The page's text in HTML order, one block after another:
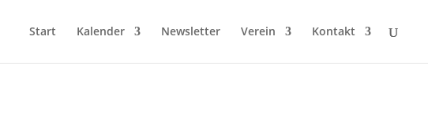
Start Kalender Newsletter Verein Kontakt